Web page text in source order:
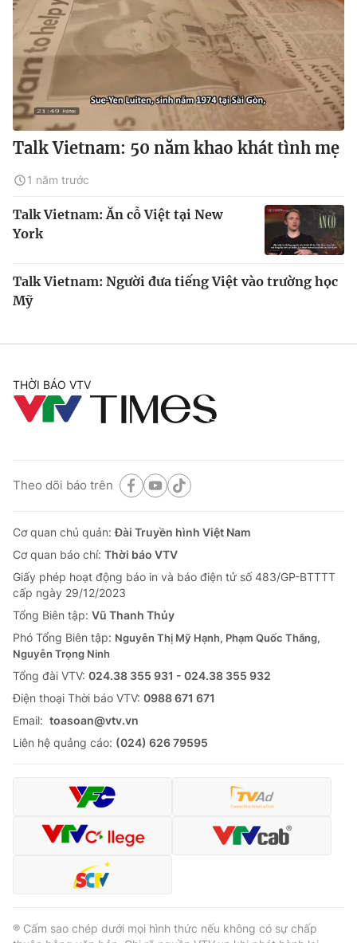
Talk Vietnam: 50 năm khao khát tình mẹ
1 năm trước
Talk Vietnam: Ăn cỗ Việt tại New
York
Talk Vietnam: Người đưa tiếng Việt vào trường học
Mỹ
THỜI BÁO VTV
Theo dõi báo trên
Cơ quan chủ quản:Đài Truyền hình Việt Nam
Cơ quan báo chí: Thời báo VTV
Giấy phép hoạt động báo in và báo điện tử số 483/GP-BTTTT
cấp ngày 29/12/2023
Tổng Biên tập: Vũ Thanh Thủy
Phó Tổng Biên tập: Nguyễn Thị Mỹ Hạnh, Phạm Quốc Thắng,
Nguyễn Trọng Ninh
Tổng đài VTV: 024.38 355 931 - 024.38 355 932
Ðiện thoại Thời báo VTV: 0988 671 671
Email: toasoan@vtv.vn
Liên hệ quảng cáo: (024) 626 79595
® Cấm sao chép dưới mọi hình thức nếu không có sự chấp